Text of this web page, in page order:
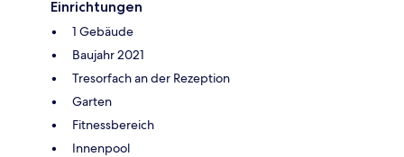
Einrichtungen
1 Gebäude
Baujahr 2021
Tresorfach an der Rezeption
Garten
Fitnessbereich
Innenpool